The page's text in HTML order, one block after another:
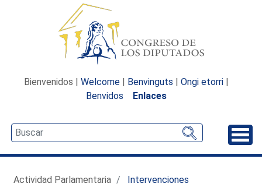
Bienvenidos | Welcome | Benvinguts | Ongi etorri |
Benvidos
Enlaces
Actividad Parlamentaria
Intervenciones